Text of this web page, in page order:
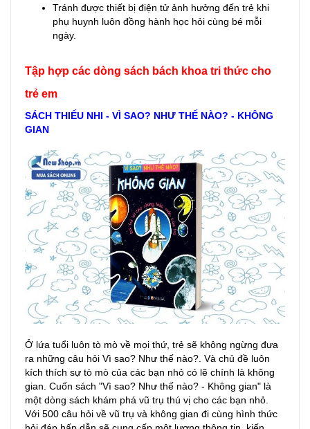
Tránh được thiết bị điện tử ảnh hưởng đến trẻ khi
phụ huynh luôn đồng hành học hỏi cùng bé mỗi
ngày.
Tập hợp các dòng sách bách khoa tri thức cho
trẻ em
SÁCH THIẾU NHI - VÌ SAO? NHƯ THẾ NÀO? - KHÔNG
GIAN
Ở lứa tuổi luôn tò mò về mọi thứ, trẻ sẽ không ngừng đưa
ra những câu hỏi Vì sao? Như thế nào?. Và chủ đề luôn
kích thích sự tò mò của các bạn nhỏ có lẽ chính là không
gian. Cuốn sách "Vì sao? Như thế nào? - Không gian" là
một dòng sách khám phá vũ trụ thú vị cho các bạn nhỏ.
Với 500 câu hỏi về vũ trụ và không gian đi cùng hình thức